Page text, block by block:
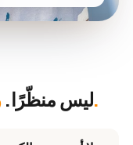
ليس منظّرًا.ربّان قطع هذا الطريق بنفسه.